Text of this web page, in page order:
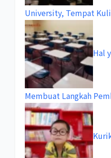
University, Tempat
Hal
Membuat Langkah